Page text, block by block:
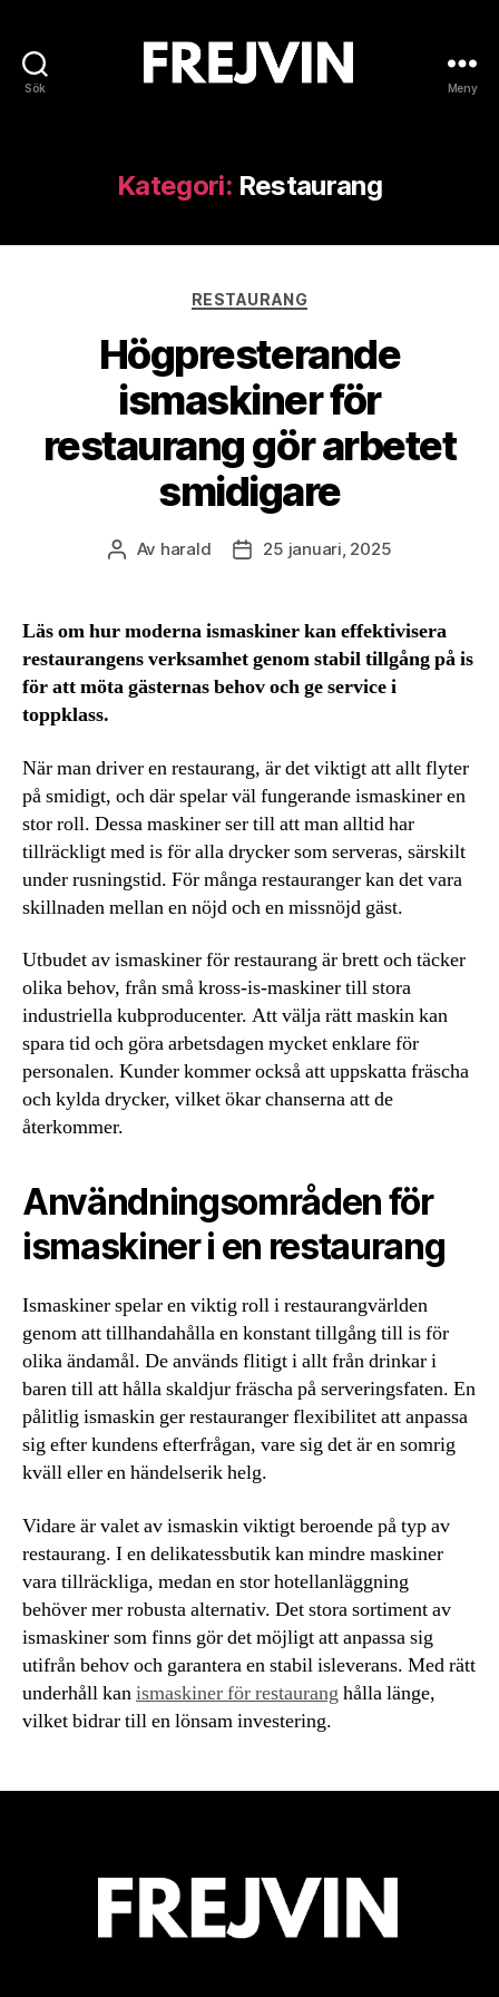
Sök Meny
Kategori: Restaurang
Kategorier
RESTAURANG
Högpresterande
ismaskiner för
restaurang gör arbetet
smidigare
Inläggsförfattare
Av harald Inläggsdatum
25 januari, 2025
Läs om hur moderna ismaskiner kan effektivisera
restaurangens verksamhet genom stabil tillgång på is
för att möta gästernas behov och ge service i
toppklass.
När man driver en restaurang, är det viktigt att allt flyter
på smidigt, och där spelar väl fungerande ismaskiner en
stor roll. Dessa maskiner ser till att man alltid har
tillräckligt med is för alla drycker som serveras, särskilt
under rusningstid. För många restauranger kan det vara
skillnaden mellan en nöjd och en missnöjd gäst.
Utbudet av ismaskiner för restaurang är brett och täcker
olika behov, från små kross-is-maskiner till stora
industriella kubproducenter. Att välja rätt maskin kan
spara tid och göra arbetsdagen mycket enklare för
personalen. Kunder kommer också att uppskatta fräscha
och kylda drycker, vilket ökar chanserna att de
återkommer.
Användningsområden för
ismaskiner i en restaurang
Ismaskiner spelar en viktig roll i restaurangvärlden
genom att tillhandahålla en konstant tillgång till is för
olika ändamål. De används flitigt i allt från drinkar i
baren till att hålla skaldjur fräscha på serveringsfaten. En
pålitlig ismaskin ger restauranger flexibilitet att anpassa
sig efter kundens efterfrågan, vare sig det är en somrig
kväll eller en händelserik helg.
Vidare är valet av ismaskin viktigt beroende på typ av
restaurang. I en delikatessbutik kan mindre maskiner
vara tillräckliga, medan en stor hotellanläggning
behöver mer robusta alternativ. Det stora sortiment av
ismaskiner som finns gör det möjligt att anpassa sig
utifrån behov och garantera en stabil isleverans. Med rätt
underhåll kanismaskiner för restauranghålla länge,
vilket bidrar till en lönsam investering.